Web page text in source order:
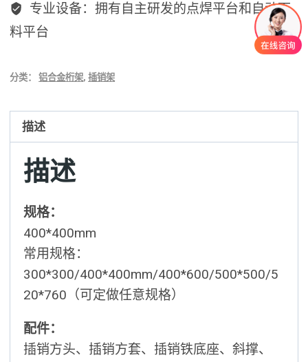
专业设备：拥有自主研发的点焊平台和自动下
料平台
分类：铝合金桁架,插销架
描述
描述
规格：
400*400mm
常用规格：
300*300/400*400mm/400*600/500*500/5
20*760（可定做任意规格）
配件：
插销方头、插销方套、插销铁底座、斜撑、